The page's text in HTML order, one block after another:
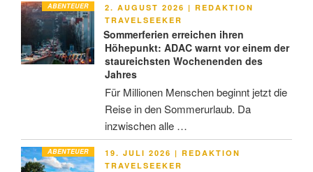
ABENTEUER
VERÖFFENTLICHT
AM
2. AUGUST 2026 | REDAKTION
TRAVELSEEKER
Sommerferien erreichen ihren
Höhepunkt: ADAC warnt vor einem der
staureichsten Wochenenden des
Jahres
Für Millionen Menschen beginnt jetzt die
Reise in den Sommerurlaub. Da
inzwischen alle …
ABENTEUER
VERÖFFENTLICHT
AM
19. JULI 2026 | REDAKTION
TRAVELSEEKER